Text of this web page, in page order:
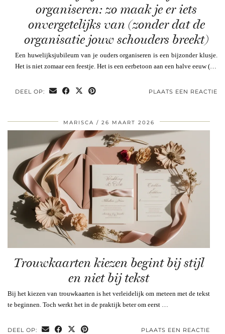
organiseren: zo maak je er iets
onvergetelijks van (zonder dat de
organisatie jouw schouders breekt)
Een huwelijksjubileum van je ouders organiseren is een bijzonder klusje.
Het is niet zomaar een feestje. Het is een eerbetoon aan een halve eeuw (…
DEEL OP: PLAATS EEN REACTIE
MARISCA 26 MAART 2026
Trouwkaarten kiezen begint bij stijl
en niet bij tekst
Bij het kiezen van trouwkaarten is het verleidelijk om meteen met de tekst
te beginnen. Toch werkt het in de praktijk beter om eerst …
DEEL OP: PLAATS EEN REACTIE